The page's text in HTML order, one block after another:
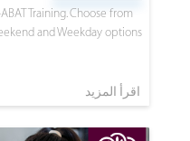
Training. Choose from
and Weekday options
اقرأ المزيد